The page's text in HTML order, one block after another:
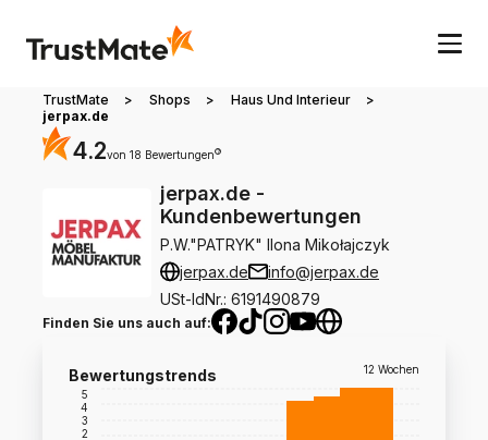
TrustMate > Shops > Haus Und Interieur
>
jerpax.de
jerpax.de -
Kundenbewertungen
P.W."PATRYK" Ilona Mikołajczyk
jerpax.de
info@jerpax.de
USt-IdNr.: 6191490879
4.2von 18 Bewertungen ?
Finden Sie uns auch auf:
Bewertungstrends
12 Wochen
5
4
3
2